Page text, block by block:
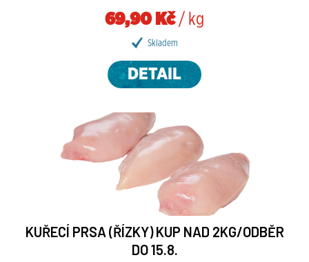
69,90 Kč/ kg
Skladem
DETAIL
KUŘECÍ PRSA (ŘÍZKY) KUP NAD 2KG/ODBĚR
DO 15.8.